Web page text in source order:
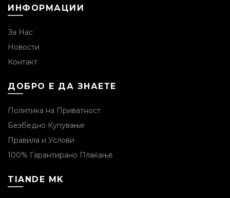
ИНФОРМАЦИИ
За Нас
Новости
Контакт
ДОБРО Е ДА ЗНАЕТЕ
Политика на Приватност
Безбедно Купување
Правила и Услови
100% Гарантирано Плаќање
TIANDE MK